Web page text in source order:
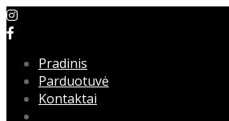
Pradinis
Parduotuvė
Kontaktai